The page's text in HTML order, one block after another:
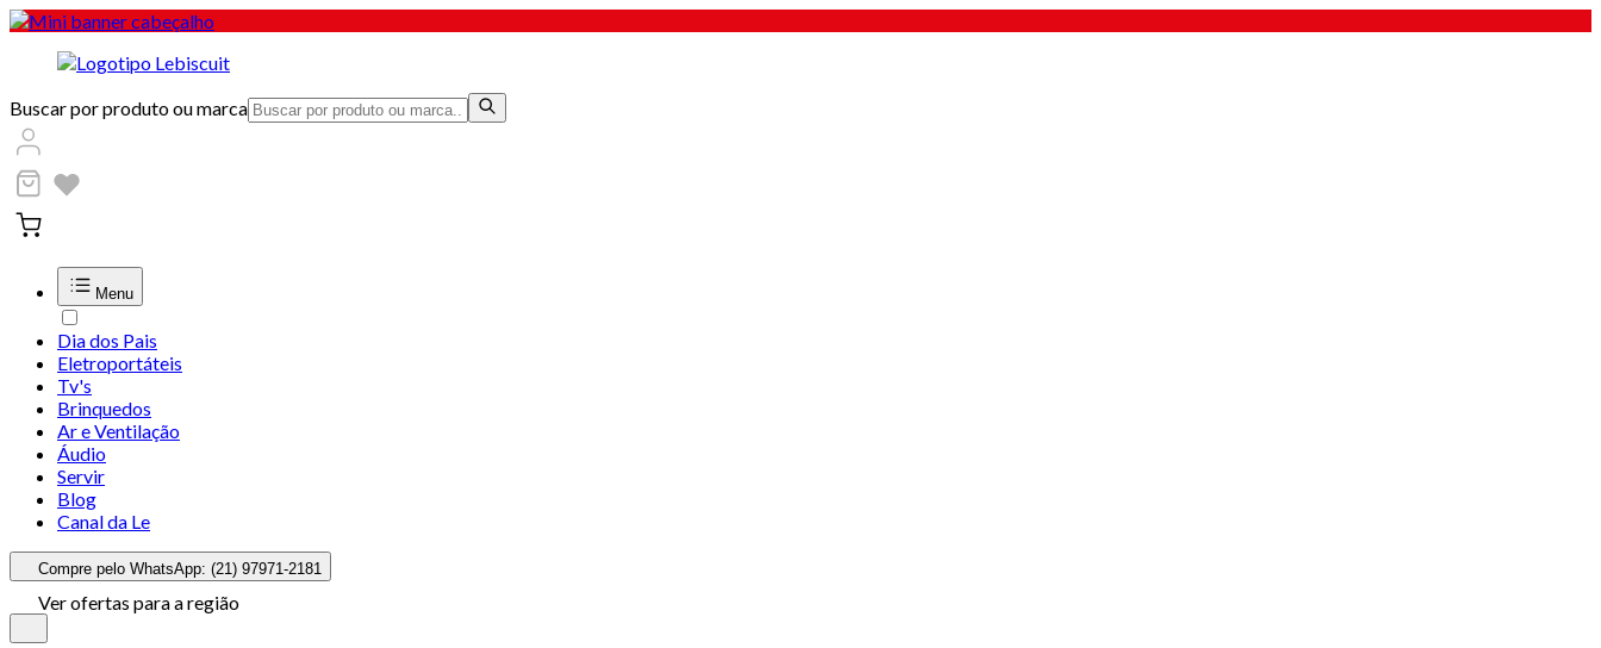
Buscar por produto ou marca
Menu
Dia dos Pais
Eletroportáteis
Tv's
Brinquedos
Ar e Ventilação
Áudio
Servir
Blog
Canal da Le
Compre pelo WhatsApp: (21) 97971-2181
Ver ofertas para a região